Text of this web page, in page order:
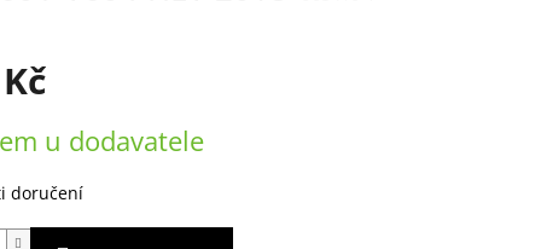
u dodavatele
doručení